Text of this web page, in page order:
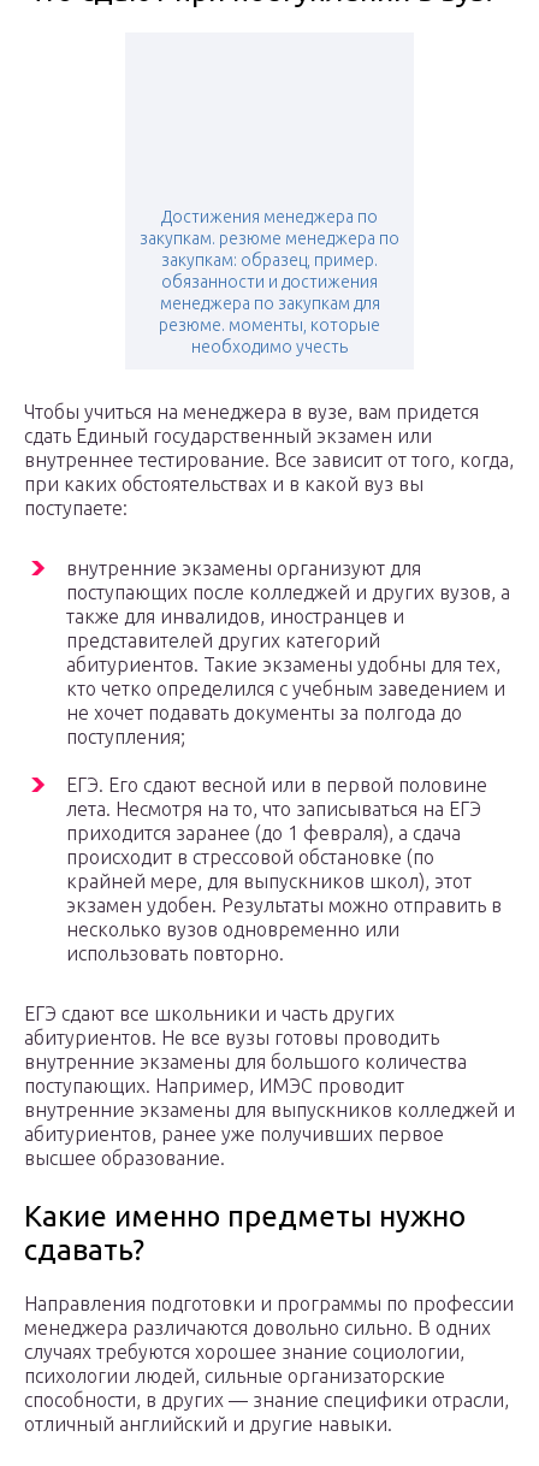
Достижения менеджера по
закупкам. резюме менеджера по
закупкам: образец, пример.
обязанности и достижения
менеджера по закупкам для
резюме. моменты, которые
необходимо учесть
Чтобы учиться на менеджера в вузе, вам придется
сдать Единый государственный экзамен или
внутреннее тестирование. Все зависит от того, когда,
при каких обстоятельствах и в какой вуз вы
поступаете:
внутренние экзамены организуют для
поступающих после колледжей и других вузов, а
также для инвалидов, иностранцев и
представителей других категорий
абитуриентов. Такие экзамены удобны для тех,
кто четко определился с учебным заведением и
не хочет подавать документы за полгода до
поступления;
ЕГЭ. Его сдают весной или в первой половине
лета. Несмотря на то, что записываться на ЕГЭ
приходится заранее (до 1 февраля), а сдача
происходит в стрессовой обстановке (по
крайней мере, для выпускников школ), этот
экзамен удобен. Результаты можно отправить в
несколько вузов одновременно или
использовать повторно.
ЕГЭ сдают все школьники и часть других
абитуриентов. Не все вузы готовы проводить
внутренние экзамены для большого количества
поступающих. Например, ИМЭС проводит
внутренние экзамены для выпускников колледжей и
абитуриентов, ранее уже получивших первое
высшее образование.
Какие именно предметы нужно
сдавать?
Направления подготовки и программы по профессии
менеджера различаются довольно сильно. В одних
случаях требуются хорошее знание социологии,
психологии людей, сильные организаторские
способности, в других — знание специфики отрасли,
отличный английский и другие навыки.